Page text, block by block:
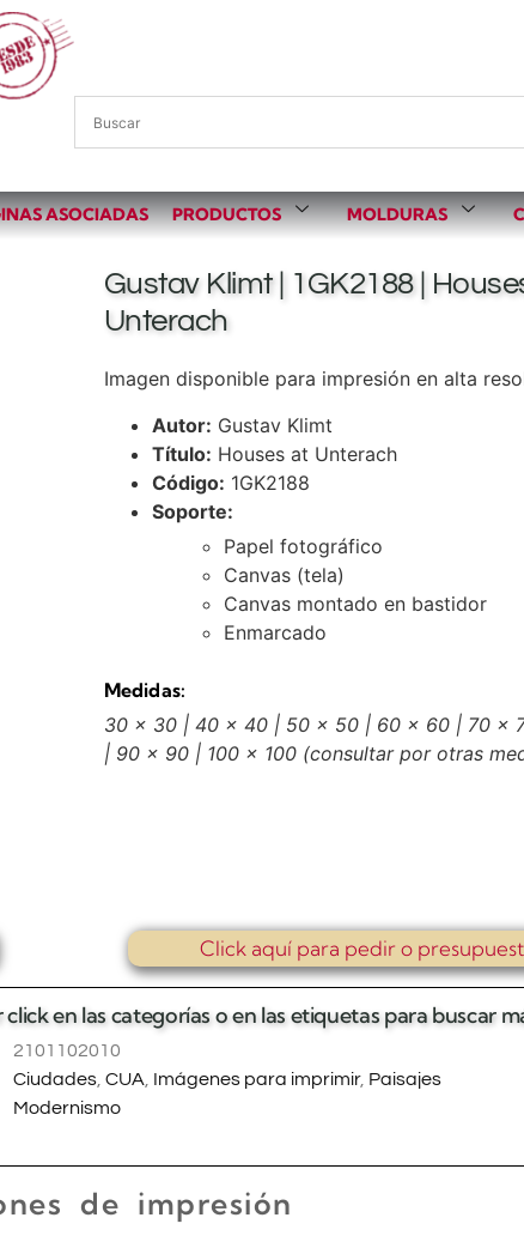
ASOCIADAS PRODUCTOS MOLDURAS
Gustav Klimt | 1GK2188 |
Unterach
Imagen disponible para impresión en alta
Autor: Gustav Klimt
Título: Houses at Unterach
Código: 1GK2188
Soporte:
Papel fotográfico
Canvas (tela)
Canvas montado en bastidor
Enmarcado
Medidas:
30 x 30 | 40 x 40 | 50 x 50 | 60 x 60 | 70 x
| 90 x 90 | 100 x 100 (consultar por otras
Click aquí para pedir o
click en las categorías o en las etiquetas para buscar
2101102010
Ciudades, CUA, Imágenes para imprimir, Paisajes
Modernismo
de impresión